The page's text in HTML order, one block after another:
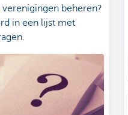
verenigingen beheren?
in een lijst met